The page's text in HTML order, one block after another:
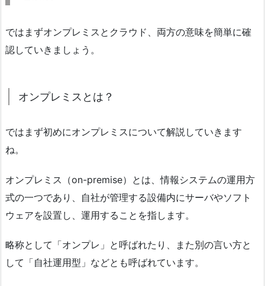
ではまずオンプレミスとクラウド、両方の意味を簡単に確
認していきましょう。
オンプレミスとは？
ではまず初めにオンプレミスについて解説していきます
ね。
オンプレミス（on-premise）とは、情報システムの運用方
式の一つであり、自社が管理する設備内にサーバやソフト
ウェアを設置し、運用することを指します。
略称として「オンプレ」と呼ばれたり、また別の言い方と
して「自社運用型」などとも呼ばれています。